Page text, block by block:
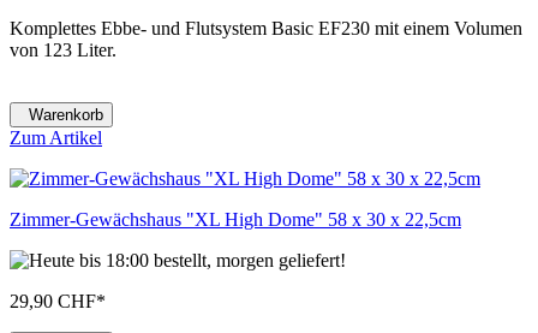
Komplettes Ebbe- und Flutsystem Basic EF230 mit einem Volumen
von 123 Liter.
Warenkorb
Zum Artikel
Zimmer-Gewächshaus "XL High Dome" 58 x 30 x 22,5cm
29,90 CHF*